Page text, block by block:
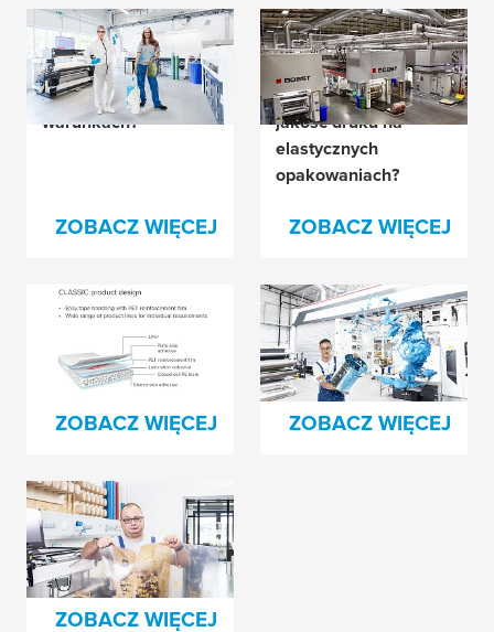
Jak uniknąć
unoszenia krawędzi
płyty w każdych
warunkach?
ZOBACZ WIĘCEJ
Jak firma Roberts
Mart uzyskuje
perfekcyjnie wysoką
jakość druku na
elastycznych
opakowaniach?
ZOBACZ WIĘCEJ
Sekret każdego
szczęśliwego
drukarki?
ZOBACZ WIĘCEJ
Zapomnij o
niedoskonałościach
druku!
ZOBACZ WIĘCEJ
Uszkodzenie matrycy
boli na wiele
sposobów
ZOBACZ WIĘCEJ